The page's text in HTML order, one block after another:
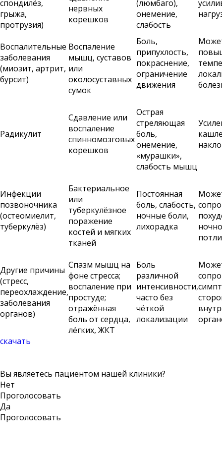
спондилёз,
грыжа,
протрузия)
нервных
корешков
(люмбаго),
онемение,
слабость
Воспалительные
заболевания
(миозит, артрит,
бурсит)
Воспаление
мышц, суставов
или
околосуставных
сумок
Боль,
припухлость,
покраснение,
ограничение
движения
Радикулит
Сдавление или
воспаление
спинномозговых
корешков
Острая
стреляющая
боль,
онемение,
«мурашки»,
слабость мышц
Инфекции
позвоночника
(остеомиелит,
туберкулёз)
Бактериальное
или
туберкулёзное
поражение
костей и мягких
тканей
Постоянная
боль, слабость,
ночные боли,
лихорадка
Другие причины
(стресс,
переохлаждение,
заболевания
органов)
Спазм мышц на
фоне стресса;
воспаление при
простуде;
отражённая
боль от сердца,
лёгких, ЖКТ
Боль
различной
интенсивности,
часто без
чёткой
локализации
cкачать
Вы являетесь пациентом нашей клиники?
Нет
Проголосовать
Да
Проголосовать